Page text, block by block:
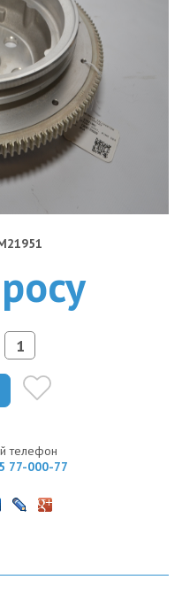
телефон
77-000-77